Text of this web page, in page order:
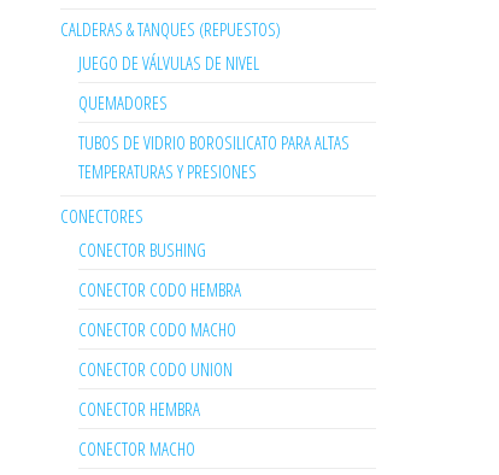
CALDERAS & TANQUES (REPUESTOS)
JUEGO DE VÁLVULAS DE NIVEL
QUEMADORES
TUBOS DE VIDRIO BOROSILICATO PARA ALTAS
TEMPERATURAS Y PRESIONES
CONECTORES
CONECTOR BUSHING
CONECTOR CODO HEMBRA
CONECTOR CODO MACHO
CONECTOR CODO UNION
CONECTOR HEMBRA
CONECTOR MACHO